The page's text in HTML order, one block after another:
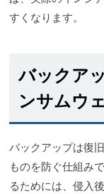
すくなります。
バックア
ンサムウ
バックアップは復
ものを防ぐ仕組み
るためには、侵入